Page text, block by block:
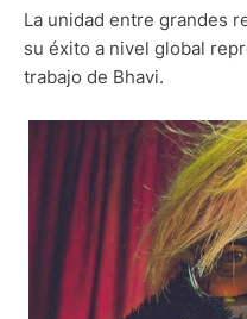
La unidad entre grandes
su éxito a nivel global
trabajo de Bhavi.